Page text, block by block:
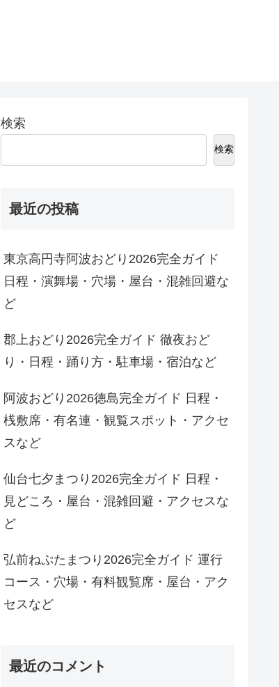
検索
検索
最近の投稿
東京高円寺阿波おどり2026完全ガイド
日程・演舞場・穴場・屋台・混雑回避な
ど
郡上おどり2026完全ガイド 徹夜おど
り・日程・踊り方・駐車場・宿泊など
阿波おどり2026徳島完全ガイド 日程・
桟敷席・有名連・観覧スポット・アクセ
スなど
仙台七夕まつり2026完全ガイド 日程・
見どころ・屋台・混雑回避・アクセスな
ど
弘前ねぷたまつり2026完全ガイド 運行
コース・穴場・有料観覧席・屋台・アク
セスなど
最近のコメント